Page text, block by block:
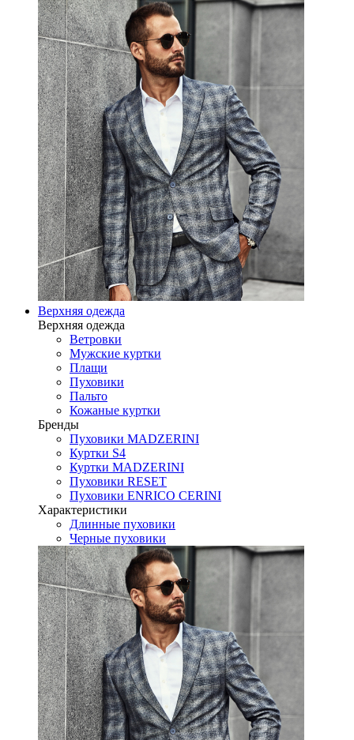
Верхняя одежда
Верхняя одежда
Ветровки
Мужские куртки
Плащи
Пуховики
Пальто
Кожаные куртки
Бренды
Пуховики MADZERINI
Куртки S4
Куртки MADZERINI
Пуховики RESET
Пуховики ENRICO CERINI
Характеристики
Длинные пуховики
Черные пуховики